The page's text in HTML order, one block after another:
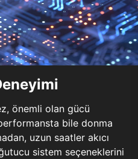
önemli olan gücü
bile donma
uzun saatler akıcı
sistem seçeneklerini